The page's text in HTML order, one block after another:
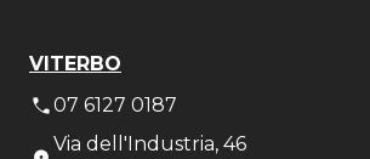
VITERBO
07 6127 0187
Via dell'Industria, 46